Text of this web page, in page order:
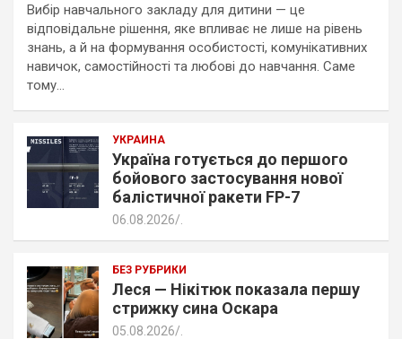
Вибір навчального закладу для дитини — це
відповідальне рішення, яке впливає не лише на рівень
знань, а й на формування особистості, комунікативних
навичок, самостійності та любові до навчання. Саме
тому…
УКРАИНА
Україна готується до першого
бойового застосування нової
балістичної ракети FP-7
06.08.2026
БЕЗ РУБРИКИ
Леся — Нікітюк показала першу
стрижку сина Оскара
05.08.2026